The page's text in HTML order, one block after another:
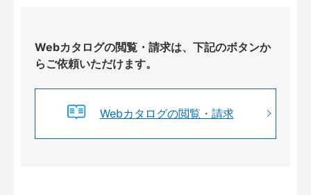
Webカタログの閲覧・請求は、下記のボタンか
らご依頼いただけます。
Webカタログの閲覧・請求